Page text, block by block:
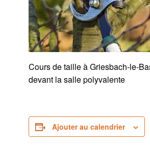
Cours de taille à Griesbach-le-
devant la salle polyvalente
Ajouter au calendrier